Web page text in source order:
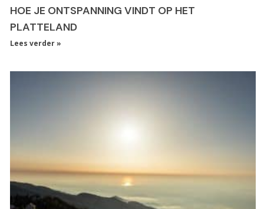
HOE JE ONTSPANNING VINDT OP HET
PLATTELAND
Lees verder »